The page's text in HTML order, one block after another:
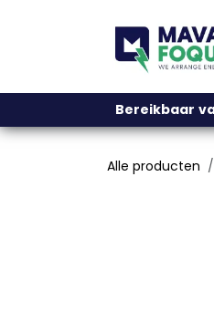
Bereikbaar
Alle producten